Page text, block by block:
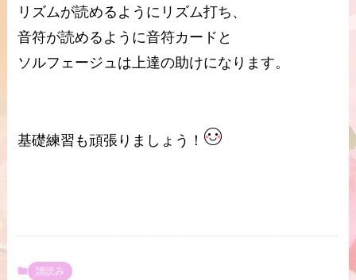
リズムが読めるようにリズム打ち、
音符が読めるように音符カードと
ソルフェージュは上達の助けになります。
基礎練習も頑張りましょう！
譜読み